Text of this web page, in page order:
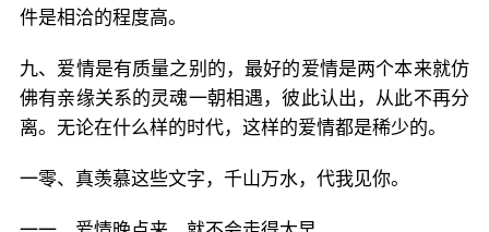
件是相洽的程度高。
九、爱情是有质量之别的，最好的爱情是两个本来就仿
佛有亲缘关系的灵魂一朝相遇，彼此认出，从此不再分
离。无论在什么样的时代，这样的爱情都是稀少的。
一零、真羡慕这些文字，千山万水，代我见你。